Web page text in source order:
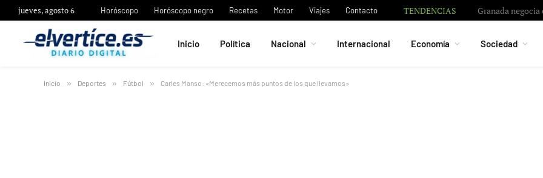
jueves, agosto 6 Horóscopo Horóscopo negro Recetas Motor Viajes Contacto TENDENCIAS Granada
Inicio Política Nacional Internacional Economía Sociedad
Inicio » Deportes » Fútbol » Carles Manso: «Merecemos más puntos de los que llevamos»